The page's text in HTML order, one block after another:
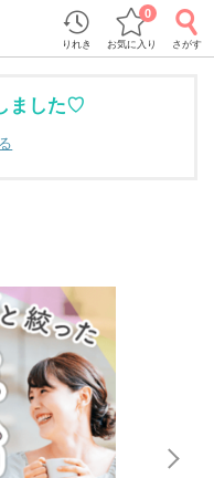
りれき お気に入り
0
さがす
ました♡